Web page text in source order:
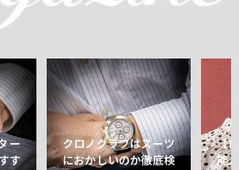
ー
す
クロノグラフはスーツ
におかしいのか徹底検
【
能